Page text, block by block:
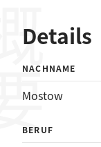
Details
NACHNAME
Mostow
BERUF